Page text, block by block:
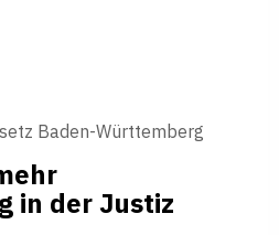
Baden-Württemberg
in der Justiz